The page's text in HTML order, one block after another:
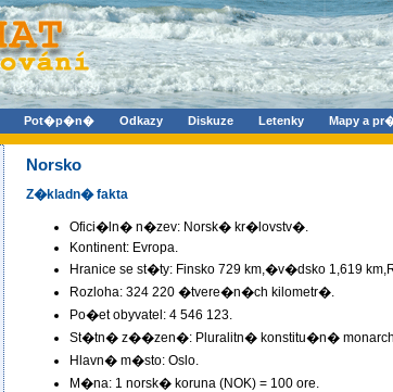
Pot�p�n� Odkazy Diskuze Letenky Mapy a
Norsko
Z�kladn� fakta
Ofici�ln� n�zev: Norsk� kr�lovstv�.
Kontinent: Evropa.
Hranice se st�ty: Finsko 729 km,�v�dsko 1,619
Rozloha: 324 220 �tvere�n�ch kilometr�.
Po�et obyvatel: 4 546 123.
St�tn� z��zen�: Pluralitn� konstitu�n�
Hlavn� m�sto: Oslo.
M�na: 1 norsk� koruna (NOK) = 100 ore.